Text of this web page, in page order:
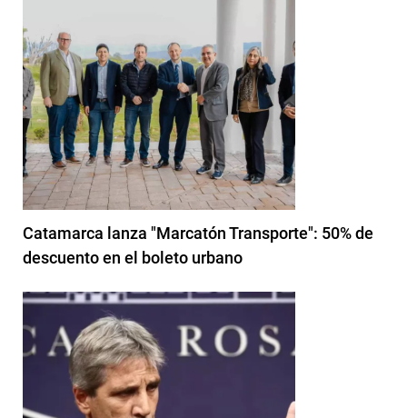
Catamarca lanza "Marcatón Transporte": 50% de
descuento en el boleto urbano